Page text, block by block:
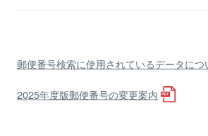
郵便番号検索に使用されているデータにつ
2025年度版郵便番号の変更案内